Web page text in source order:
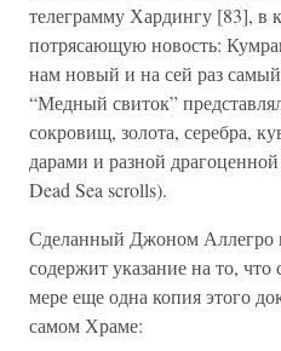
телеграмму Хардингу [83], в
потрясающую новость:
нам новый и на сей раз
“Медный свиток”
сокровищ, золота, серебра,
дарами и разной
Dead Sea scrolls).
Сделанный Джоном Аллегро
содержит указание на то,
мере еще одна копия этого
самом Храме: